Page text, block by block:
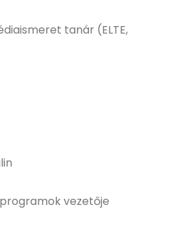
tanár (ELTE,
vezetője